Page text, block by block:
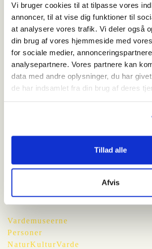
Vi bruger cookies til at tilpasse vores
annoncer, til at vise dig funktioner til
at analysere vores trafik. Vi deler også
din brug af vores hjemmeside med
for sociale medier,
analysepartnere. Vores partnere kan
data med andre oplysninger, du har
de har indsamlet fra din brug af deres
Tillad alle
Afvis
Artiklens tema
Leg og læring
Udstilling og formidling
Relateret indhold
17. marts 2020
Vi bringer dig frisk luft fra felten
Vardemuseerne
Personer
NaturKulturVarde